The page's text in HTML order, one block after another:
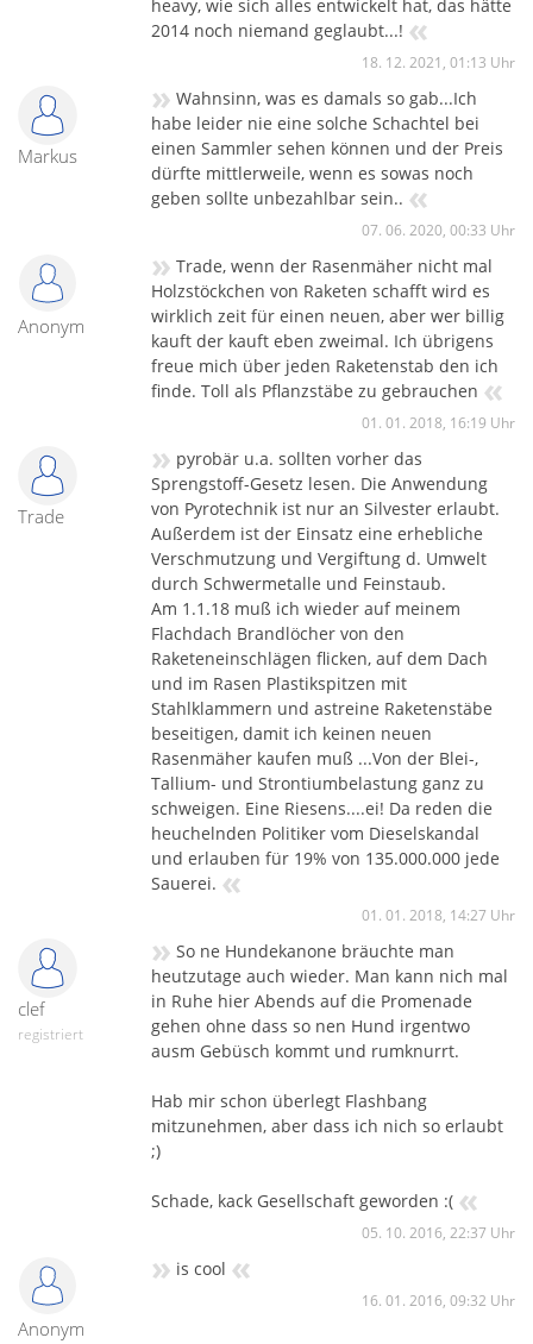
heavy, wie sich alles entwickelt hat, das hätte
2014 noch niemand geglaubt...! «
18. 12. 2021, 01:13 Uhr
Markus
» Wahnsinn, was es damals so gab...Ich
habe leider nie eine solche Schachtel bei
einen Sammler sehen können und der Preis
dürfte mittlerweile, wenn es sowas noch
geben sollte unbezahlbar sein.. «
07. 06. 2020, 00:33 Uhr
Anonym
» Trade, wenn der Rasenmäher nicht mal
Holzstöckchen von Raketen schafft wird es
wirklich zeit für einen neuen, aber wer billig
kauft der kauft eben zweimal. Ich übrigens
freue mich über jeden Raketenstab den ich
finde. Toll als Pflanzstäbe zu gebrauchen «
01. 01. 2018, 16:19 Uhr
Trade
» pyrobär u.a. sollten vorher das
Sprengstoff-Gesetz lesen. Die Anwendung
von Pyrotechnik ist nur an Silvester erlaubt.
Außerdem ist der Einsatz eine erhebliche
Verschmutzung und Vergiftung d. Umwelt
durch Schwermetalle und Feinstaub.
Am 1.1.18 muß ich wieder auf meinem
Flachdach Brandlöcher von den
Raketeneinschlägen flicken, auf dem Dach
und im Rasen Plastikspitzen mit
Stahlklammern und astreine Raketenstäbe
beseitigen, damit ich keinen neuen
Rasenmäher kaufen muß ...Von der Blei-,
Tallium- und Strontiumbelastung ganz zu
schweigen. Eine Riesens....ei! Da reden die
heuchelnden Politiker vom Dieselskandal
und erlauben für 19% von 135.000.000 jede
Sauerei. «
01. 01. 2018, 14:27 Uhr
clef
registriert
» So ne Hundekanone bräuchte man
heutzutage auch wieder. Man kann nich mal
in Ruhe hier Abends auf die Promenade
gehen ohne dass so nen Hund irgentwo
ausm Gebüsch kommt und rumknurrt.
Hab mir schon überlegt Flashbang
mitzunehmen, aber dass ich nich so erlaubt
;)
Schade, kack Gesellschaft geworden :( «
05. 10. 2016, 22:37 Uhr
Anonym
» is cool «
16. 01. 2016, 09:32 Uhr